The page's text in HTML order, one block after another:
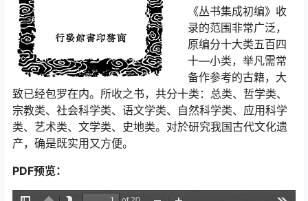
《丛书集成初编》收
录的范围非常广泛，
原编分十大类五百四
十—小类，举凡需常
备作参考的古籍，大
致已经包罗在内。所收之书，共分十类：总类、哲学类、
宗教类、社会科学类、语文学类、自然科学类、应用科学
类、艺术类、文学类、史地类。对於研究我国古代文化遗
产，确是既实用又方便。
PDF预览：